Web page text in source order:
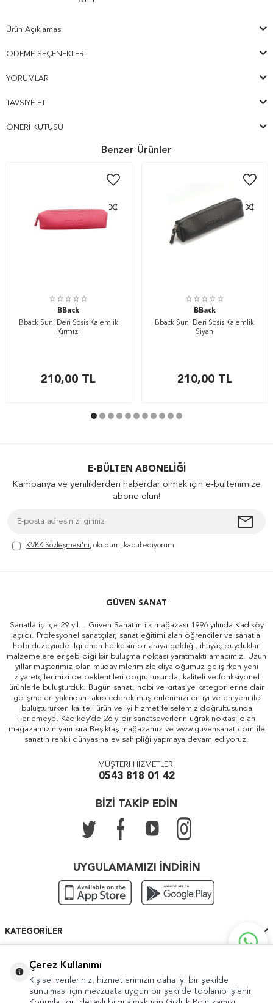
Ürün Açıklaması
ÖDEME SEÇENEKLERI
YORUMLAR
TAVSIYE ET
ÖNERI KUTUSU
Benzer Ürünler
BBack
Bback Suni Deri Sosis Kalemlik
Kırmızı
210,00 TL
BBack
Bback Suni Deri Sosis Kalemlik
Siyah
210,00TL
E-BÜLTEN ABONELIĞI
Kampanya ve yeniliklerden haberdar olmak için e-bültenimize
abone olun!
KVKK Sözleşmesi'ni, okudum, kabul ediyorum.
GÜVEN SANAT
Sanatla iç içe 29 yıl... Güven Sanat'ın ilk mağazası 1996 yılında Kadıköy
açıldı. Profesyonel sanatçılar, sanat eğitimi alan öğrenciler ve sanatla
hobi düzeyinde ilgilenen herkesin bir araya geldiği, ihtiyaç duydukları
malzemelere erişebildiği bir buluşma noktası yaratmaktı amacımız. Uzun
yıllar müşterimiz olan müdavimlerimizle diyaloğumuz gelişirken yeni
ziyaretçilerimizi de beklentileri doğrultusunda, kaliteli ve fonksiyonel
ürünlerle buluşturduk. Bugün sanat, hobi ve kırtasiye kategorilerine dair
gelişmeleri yakından takip ederek müşterilerimizi en iyi ve en yeni ile
buluştururken kaliteli ürün ve iyi hizmet felsefemiz doğrultusunda
ilerlemeye, Kadıköy'de 26 yıldır sanatseverlerin uğrak noktası olan
mağazamızın yanı sıra Beşiktaş mağazamız ve www.guvensanat.com ile
sanatın renkli dünyasına ev sahipliği yapmaya devam ediyoruz.
MÜŞTERİ HİZMETLERİ
0543 818 01 42
BİZİ TAKİP EDİN
UYGULAMAMIZI İNDİRİN
KATEGORILER
HIZLI ERIŞIM
Çerez Kullanımı
Kişisel verileriniz, hizmetlerimizin daha iyi bir şekilde
sunulması için mevzuata uygun bir şekilde toplanıp işlenir.